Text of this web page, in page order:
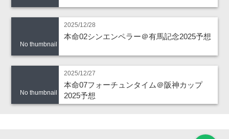
No thumbnail
2025/12/28
本命02シンエンペラー＠有馬記念2025予想
No thumbnail
2025/12/27
本命07フォーチュンタイム＠阪神カップ
2025予想